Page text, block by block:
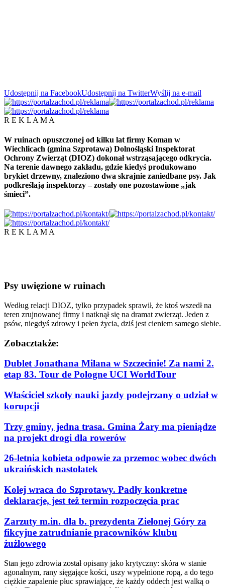
Udostępnij na FacebookUdostępnij na TwitterWyślij na e-mail
R E K L A M A
W ruinach opuszczonej od kilku lat firmy Koman w
Wiechlicach (gmina Szprotawa) Dolnośląski Inspektorat
Ochrony Zwierząt (DIOZ) dokonał wstrząsającego odkrycia.
Na terenie dawnego zakładu, gdzie kiedyś produkowano
brykiet drzewny, znaleziono dwa skrajnie zaniedbane psy. Jak
podkreślają inspektorzy – zostały one pozostawione „jak
śmieci”.
R E K L A M A
Psy uwięzione w ruinach
Według relacji DIOZ, tylko przypadek sprawił, że ktoś wszedł na
teren zrujnowanej firmy i natknął się na dramat zwierząt. Jeden z
psów, niegdyś zdrowy i pełen życia, dziś jest cieniem samego siebie.
Zobacztakże:
Dublet Jonathana Milana w Szczecinie! Za nami 2.
etap 83. Tour de Pologne UCI WorldTour
Właściciel szkoły nauki jazdy podejrzany o udział w
korupcji
Trzy gminy, jedna trasa. Gmina Żary ma pieniądze
na projekt drogi dla rowerów
26-letnia kobieta odpowie za przemoc wobec dwóch
ukraińskich nastolatek
Kolej wraca do Szprotawy. Padły konkretne
deklaracje, jest też termin rozpoczęcia prac
Zarzuty m.in. dla b. prezydenta Zielonej Góry za
fikcyjne zatrudnianie pracowników klubu
żużlowego
Stan jego zdrowia został opisany jako krytyczny: skóra w stanie
agonalnym, rany sięgające kości, uszy wypełnione ropą, a do tego
ciężkie zapalenie płuc sprawiające, że każdy oddech jest walką o